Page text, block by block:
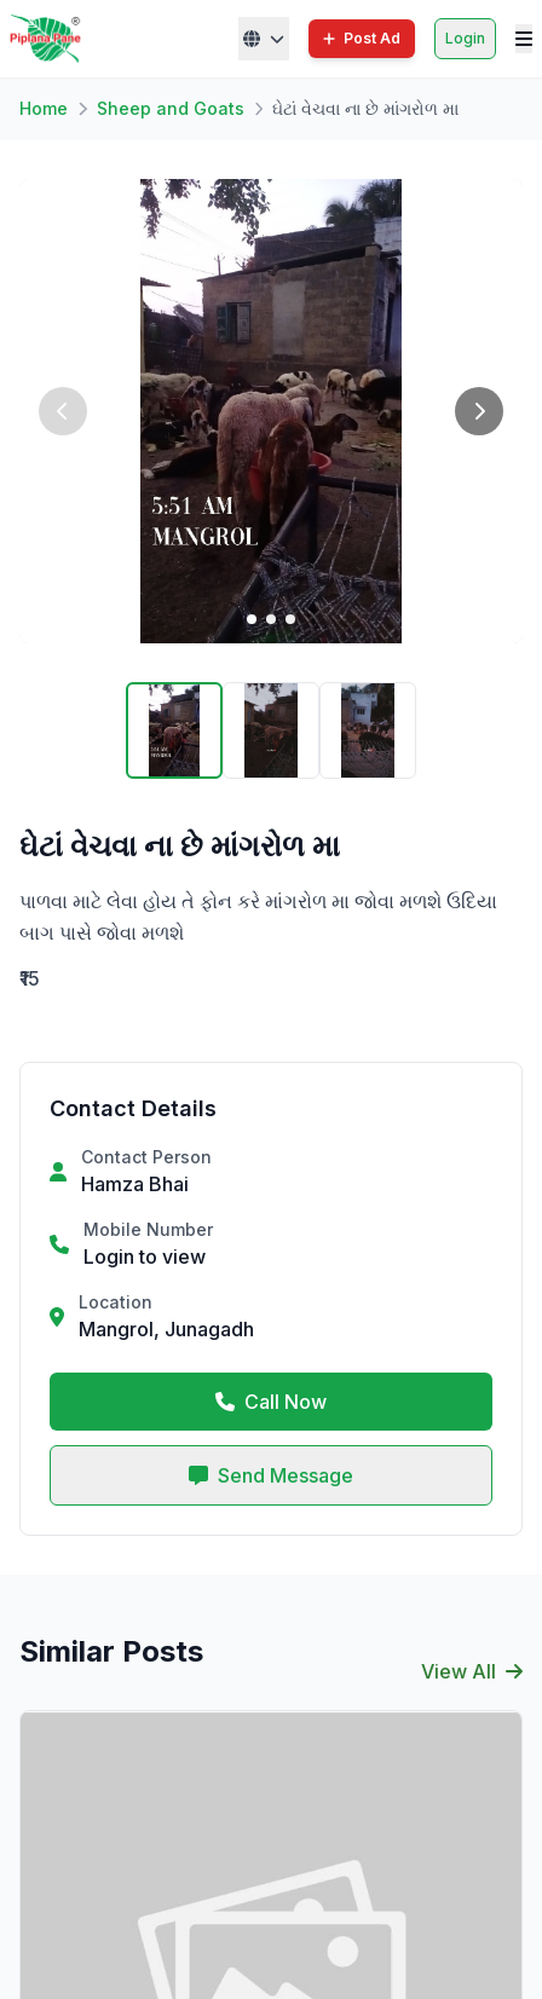
Post Ad Login
Home Sheep and Goats ઘેટાં વેચવા ના છે માંગરોળ મા
ઘેટાં વેચવા ના છે માંગરોળ મા
પાળવા માટે લેવા હોય તે ફોન કરે માંગરોળ મા જોવા મળશે ઉદિયા
બાગ પાસે જોવા મળશે
₹15
Contact Details
Contact Person
Hamza Bhai
Mobile Number
Login to view
Location
Mangrol, Junagadh
Call Now
Send Message
Similar Posts
View All